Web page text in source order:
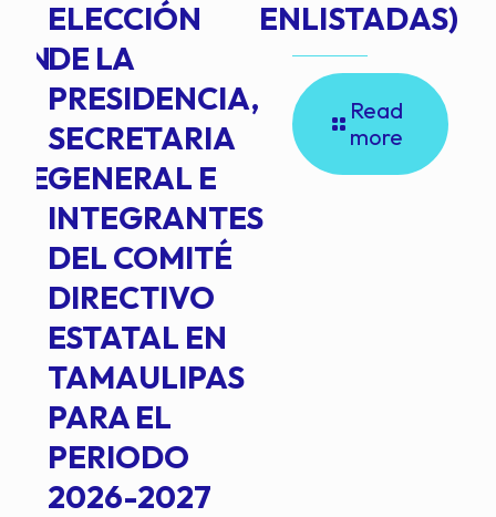
ELECCIÓN
DE LA
PRESIDENCIA,
SECRETARIA
GENERAL E
INTEGRANTES
DEL COMITÉ
DIRECTIVO
ESTATAL EN
TAMAULIPAS
PARA EL
PERIODO
2026-2027
ENLISTADAS)
Read
more